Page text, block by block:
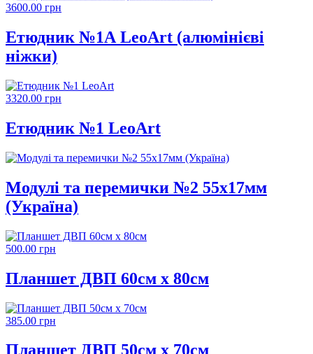
3600.00 грн
Етюдник №1А LeoArt (алюмінієві
ніжки)
3320.00 грн
Етюдник №1 LeoArt
Модулі та перемички №2 55х17мм
(Україна)
500.00 грн
Планшет ДВП 60см х 80см
385.00 грн
Планшет ДВП 50см х 70см